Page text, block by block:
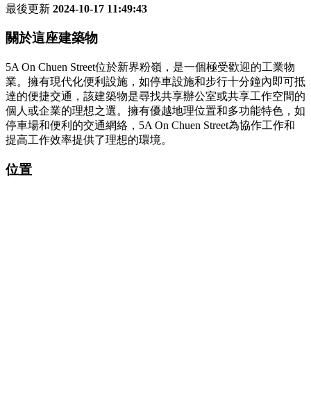
最後更新 2024-10-17 11:49:43
關於這座建築物
5A On Chuen Street位於新界粉嶺，是一個極受歡迎的工業物
業。擁有現代化便利設施，如停車設施和步行十分鐘內即可抵
達的便捷交通，該建築物是尋找共享辦公室或共享工作空間的
個人或企業的理想之選。擁有優越地理位置和多功能特色，如
停車場和便利的交通網絡，5A On Chuen Street為協作工作和
提高工作效率提供了理想的環境。
位置